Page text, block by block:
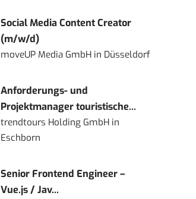
Social Media Content Creator
(m/w/d)
moveUP Media GmbH in Düsseldorf
Anforderungs- und
Projektmanager touristische...
trendtours Holding GmbH in
Eschborn
Senior Frontend Engineer –
Vue.js / Jav...